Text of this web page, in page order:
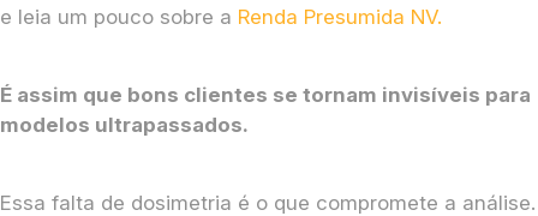
e leia um pouco sobre a Renda Presumida NV.
É assim que bons clientes se tornam invisíveis para
modelos ultrapassados.
Essa falta de dosimetria é o que compromete a análise.